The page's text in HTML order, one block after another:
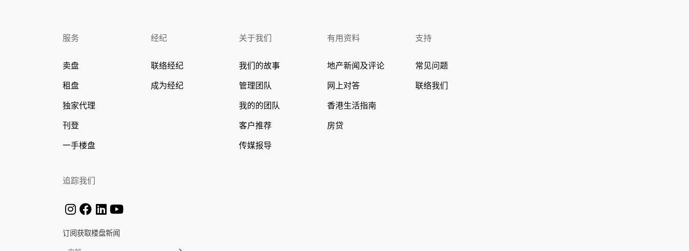
服务
卖盘
租盘
独家代理
刊登
一手楼盘
经纪
联络经纪
成为经纪
关于我们
我们的故事
管理团队
我的的团队
客户推荐
传媒报导
有用资料
地产新闻及评论
网上对答
香港生活指南
房贷
支持
常见问题
联络我们
追踪我们
订阅获取楼盘新闻